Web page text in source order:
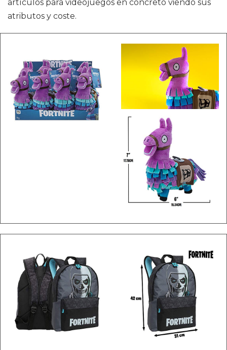
artículos para videojuegos en concreto viendo sus
atributos y coste.